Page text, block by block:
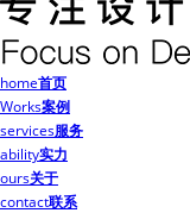
home首页
Works案例
services服务
ability实力
ours关于
contact联系